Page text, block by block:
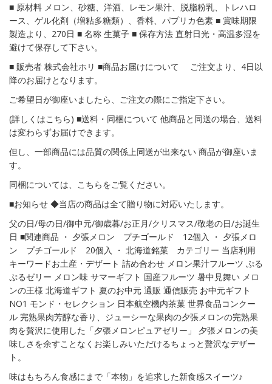
■ 原材料 メロン、砂糖、洋酒、レモン果汁、脱脂粉乳、トレハロ
ース、ゲル化剤（増粘多糖類）、香料、パプリカ色素 ■ 賞味期限
製造より、270日 ■ 名称 生菓子 ■ 保存方法 直射日光・高温多湿を
避けて保存して下さい。
■ 販売者 株式会社ホリ ■商品お届けについて ご注文より、4日以
降のお届けとなります。
ご希望日が御座いましたら、ご注文の際にご指定下さい。
(詳しくはこちら) ■送料・同梱について 他商品と同送の場合、送料
は変わらずお届けできます。
但し、一部商品には品質の関係上同送が出来ない 商品が御座いま
す。
同梱については、こちらをご覧ください。
■お知らせ ◆当店の商品は全て贈り物に対応いたします。
父の日/母の日/御中元/御歳暮/お正月/クリスマス/敬老の日/お誕生
日 ■関連商品 ・ 夕張メロン プチゴールド 12個入 ・ 夕張メロ
ン プチゴールド 20個入 ・ 北海道銘菓 カテゴリー 当店利用
キーワードお土産・デザート 詰め合わせ メロン果汁フルーツ ぷる
ぷるゼリー メロン味 サマーギフト 国産フルーツ 暑中見舞い メロ
ンの王様 北海道ギフト 夏のお中元 通販 通信販売 お中元ギフト
NO1 モンド・セレクション 日本航空機内茶菓 世界食品コンクー
ル 完熟果肉芳醇な香り、ジューシーな果肉の夕張メロンの完熟果
肉を贅沢に使用した「夕張メロンピュアゼリー」 夕張メロンの美
味しさを余すことなくお楽しみいただけるちょっと贅沢なデザー
ト。
味はもちろん食感にまで「本物」を追求した新食感スイーツ♪